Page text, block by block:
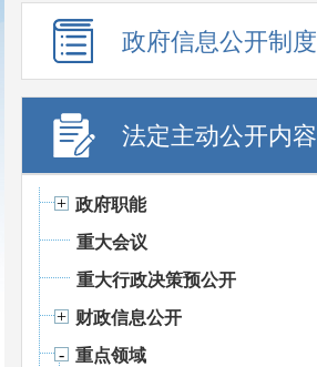
政府信息公开制度
法定主动公开内容
政府职能
重大会议
重大行政决策预公开
财政信息公开
重点领域